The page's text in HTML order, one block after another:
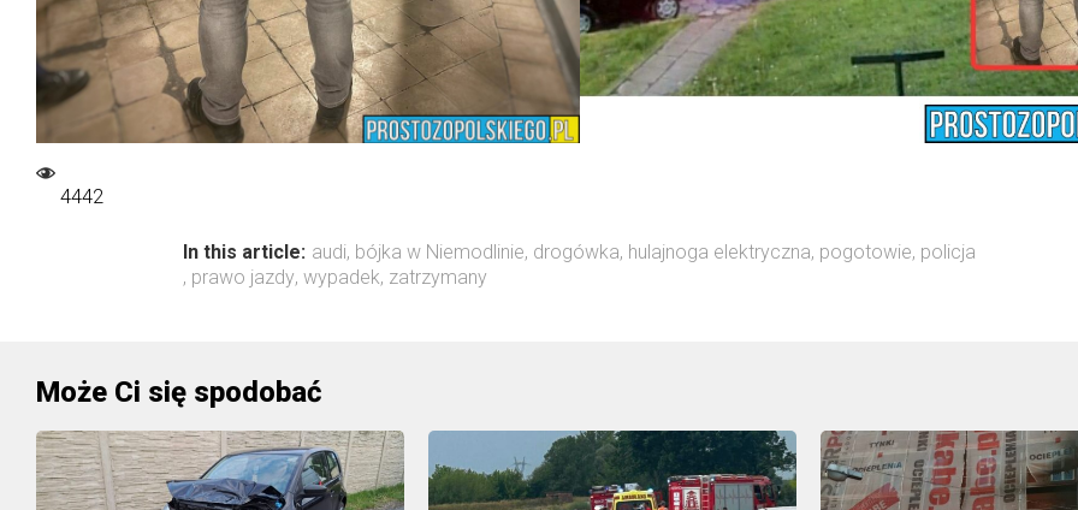
4442
In this article: audi, bójka w Niemodlinie, drogówka, hulajnoga elektryczna, pogotowie, policja
, prawo jazdy, wypadek, zatrzymany
Może Ci się spodobać